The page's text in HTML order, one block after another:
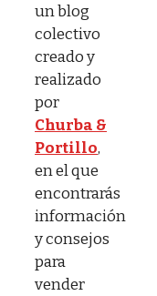
un blog
colectivo
creado y
realizado
por
Churba &
Portillo,
en el que
encontrarás
información
y consejos
para
vender